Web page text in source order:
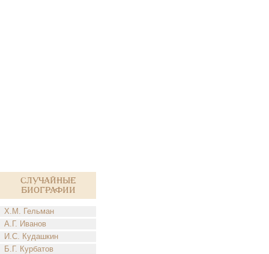
Случайные
биографии
Х.М. Гельман
А.Г. Иванов
И.С. Кудашкин
Б.Г. Курбатов